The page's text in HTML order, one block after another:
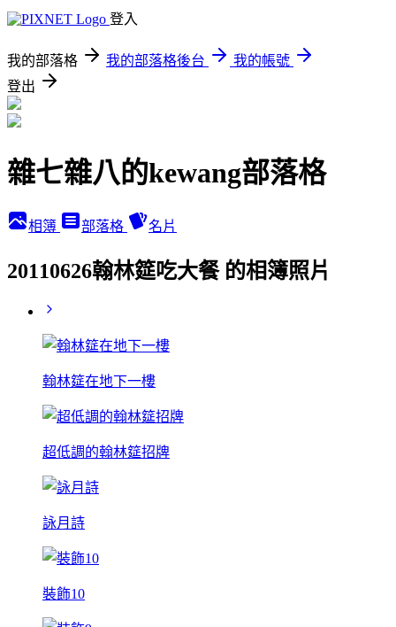
登入
我的部落格 我的部落格後台
我的帳號
登出
雜七雜八的kewang部落格
相簿 部落格 名片
20110626翰林筵吃大餐 的相簿照片
翰林筵在地下一樓
超低調的翰林筵招牌
詠月詩
裝飾10